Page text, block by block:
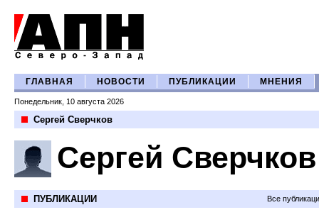
ГЛАВНАЯ НОВОСТИ ПУБЛИКАЦИИ МНЕНИЯ
Понедельник, 10 августа 2026
Сергей Сверчков
Сергей Сверчков
ПУБЛИКАЦИИ Все